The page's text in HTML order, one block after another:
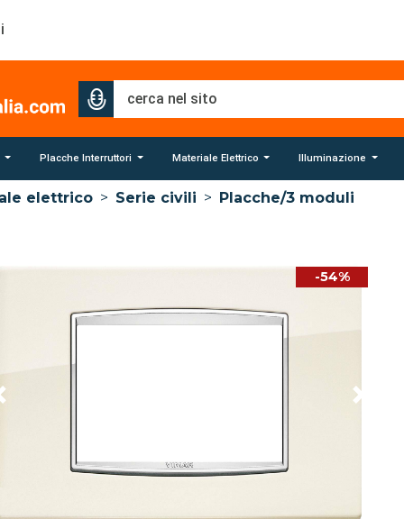
Placche Interruttori Materiale Elettrico Illuminazione
elettrico > Serie civili > Placche/3 moduli
-54%